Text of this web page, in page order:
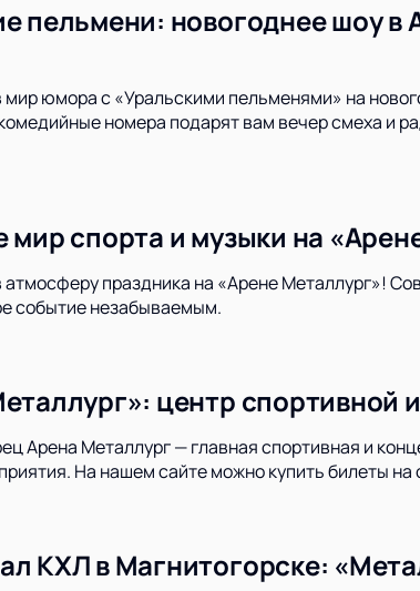
пельмени: новогоднее шоу в
мир юмора с «Уральскими пельменями» на
номера подарят вам вечер смеха и
мир спорта и музыки на
атмосферу праздника на «Арене Металлург»!
событие незабываемым.
центр спортивной
Арена Металлург — главная спортивная и
На нашем сайте можно купить билеты на
КХЛ в Магнитогорске: